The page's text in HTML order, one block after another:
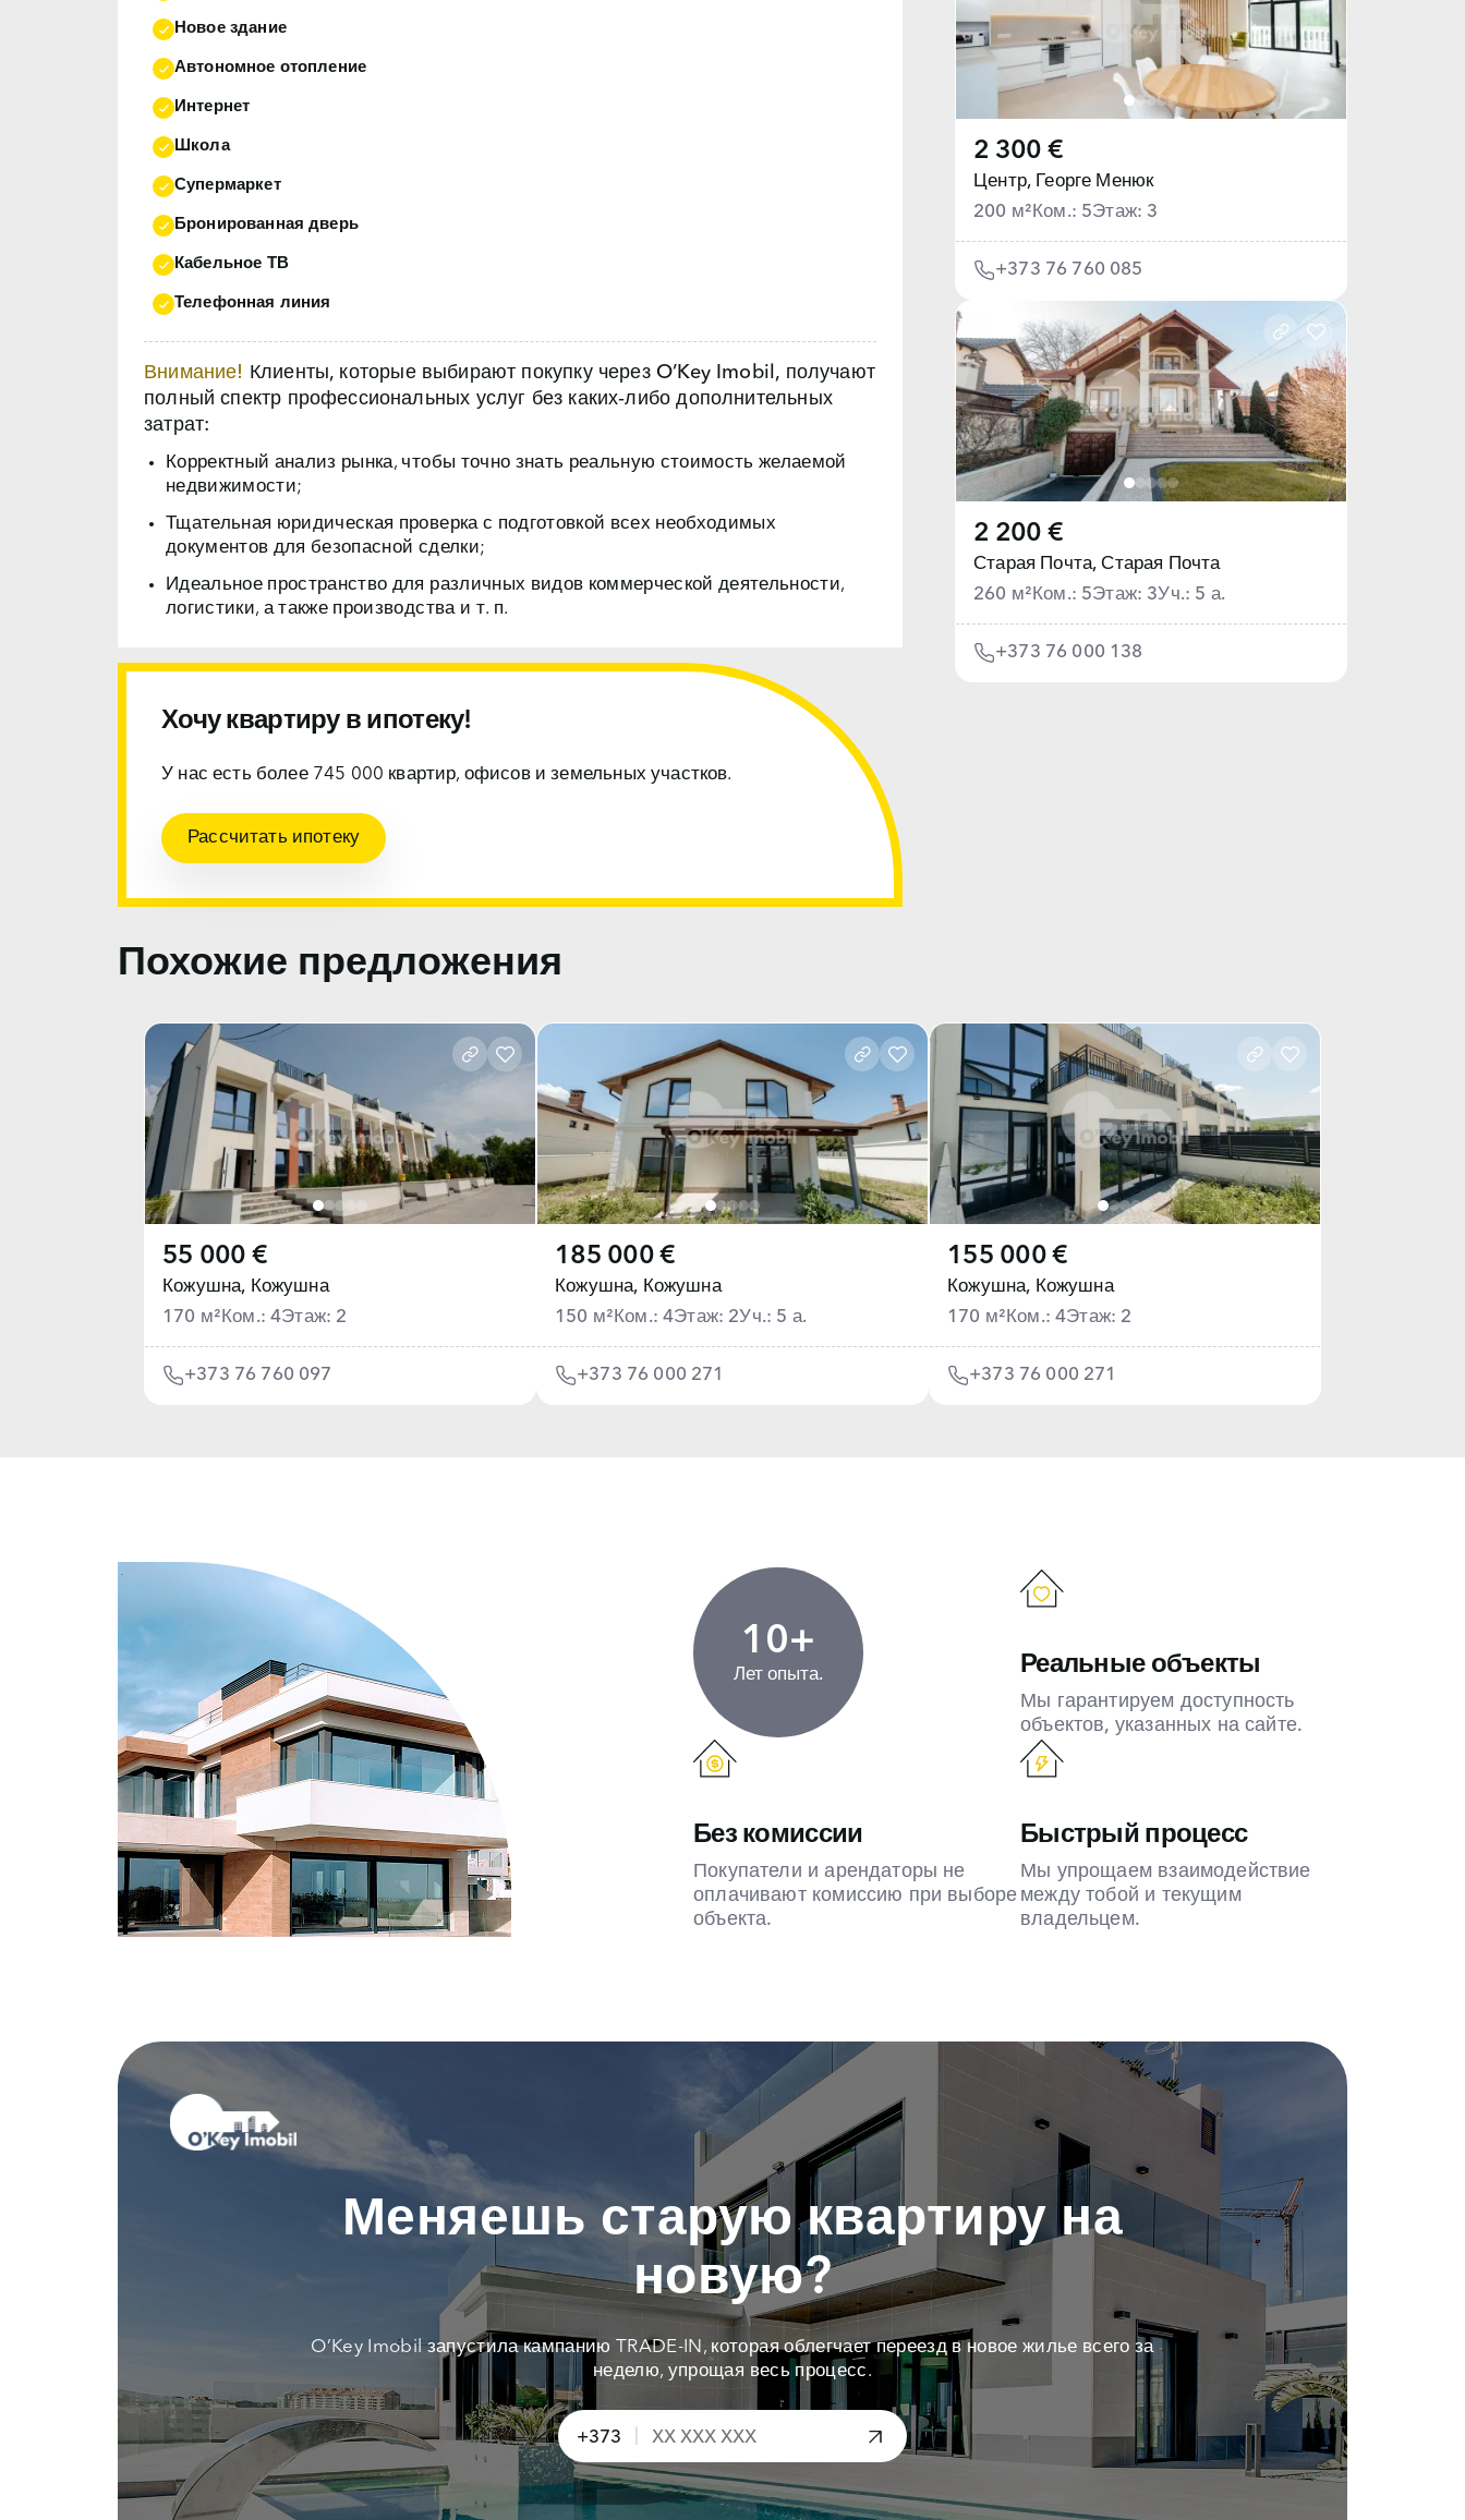
Новое здание
Автономное отопление
Интернет
Школа
Супермаркет
Бронированная дверь
Кабельное ТВ
Телефонная линия
Внимание!
Клиенты, которые выбирают покупку через O’Key Imobil, получают
полный спектр профессиональных услуг без каких‑либо дополнительных
затрат:
Корректный анализ рынка, чтобы точно знать реальную стоимость желаемой
недвижимости;
Тщательная юридическая проверка с подготовкой всех необходимых
документов для безопасной сделки;
Идеальное пространство для различных видов коммерческой деятельности,
логистики, а также производства и т. п.
Хочу квартиру в ипотеку!
У нас есть более 745 000 квартир, офисов и земельных участков.
Рассчитать ипотеку
2 300 €
Центр, Георге Менюк
200 м² Ком.: 5Этаж: 3
+373 76 760 085
2 200 €
Старая Почта, Старая Почта
260 м² Ком.: 5Этаж: 3Уч.: 5 а.
+373 76 000 138
Похожие предложения
55 000 €
Кожушна, Кожушна
170 м² Ком.: 4Этаж: 2
+373 76 760 097
185 000 €
Кожушна, Кожушна
150 м² Ком.: 4Этаж: 2Уч.: 5 а.
+373 76 000 271
155 000 €
Кожушна, Кожушна
170 м² Ком.: 4Этаж: 2
+373 76 000 271
10+
Лет опыта. Реальные объекты
Мы гарантируем доступность
объектов, указанных на сайте.
Без комиссии
Покупатели и арендаторы не
оплачивают комиссию при выборе
объекта.
Быстрый процесс
Мы упрощаем взаимодействие
между тобой и текущим
владельцем.
Меняешь старую квартиру на
новую?
O’Key Imobil запустила кампанию TRADE-IN, которая облегчает переезд в новое жилье всего за
неделю, упрощая весь процесс.
+373